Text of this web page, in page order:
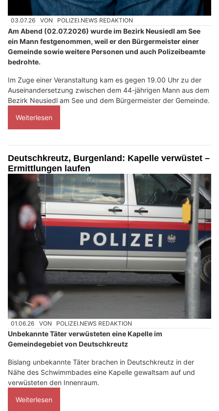
03.07.26 VON POLIZEI.NEWS REDAKTION
Am Abend (02.07.2026) wurde im Bezirk Neusiedl am See
ein Mann festgenommen, weil er den Bürgermeister einer
Gemeinde sowie weitere Personen und auch Polizeibeamte
bedrohte.
Im Zuge einer Veranstaltung kam es gegen 19.00 Uhr zu der
Auseinandersetzung zwischen dem 44-jährigen Mann aus dem
Bezirk Neusiedl am See und dem Bürgermeister der Gemeinde.
Weiterlesen
Deutschkreutz, Burgenland: Kapelle verwüstet –
Ermittlungen laufen
01.06.26 VON POLIZEI.NEWS REDAKTION
Unbekannte Täter verwüsteten eine Kapelle im
Gemeindegebiet von Deutschkreutz
Bislang unbekannte Täter brachen in Deutschkreutz in der
Nähe des Schwimmbades eine Kapelle gewaltsam auf und
verwüsteten den Innenraum.
Weiterlesen